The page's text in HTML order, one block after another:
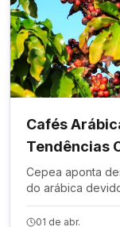
Cafés
Tendências
Cepea aponta
do arábica
01 de abr.